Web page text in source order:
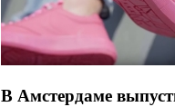
В Амстердаме